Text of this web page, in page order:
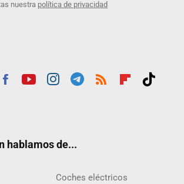
nuestra política de privacidad
hablamos de...
Coches eléctricos